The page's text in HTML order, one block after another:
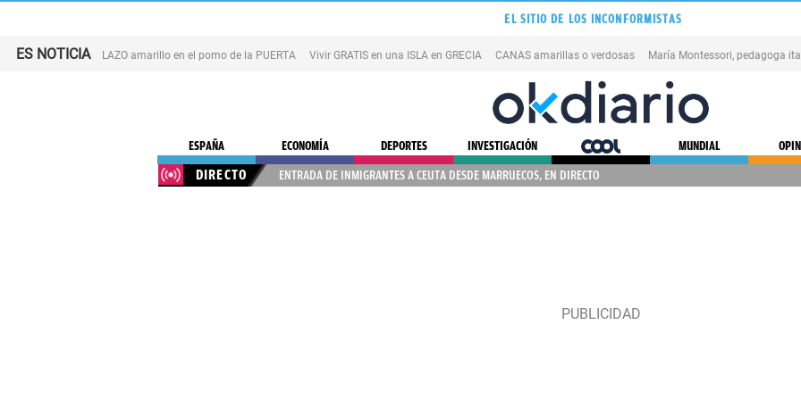
EL SITIO DE LOS INCONFORMISTAS
ES NOTICIA LAZO amarillo en el pomo de la PUERTA Vivir GRATIS en una ISLA en GRECIA CANAS amarillas o verdosas
ESPAÑA ECONOMÍA DEPORTES INVESTIGACIÓN COOL MUNDIAL
DIRECTO ENTRADA DE INMIGRANTES A CEUTA DESDE MARRUECOS, EN DIRECTO